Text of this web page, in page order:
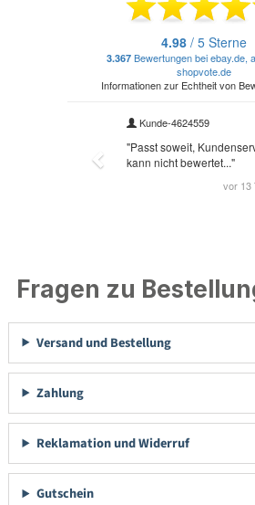
Fragen zu
Versand und Bestellung
Zahlung
Reklamation und Widerruf
Gutschein